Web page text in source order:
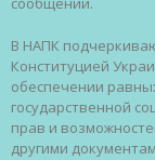
В НАПК
Конституцией
обеспечении
государственной
прав и
другими